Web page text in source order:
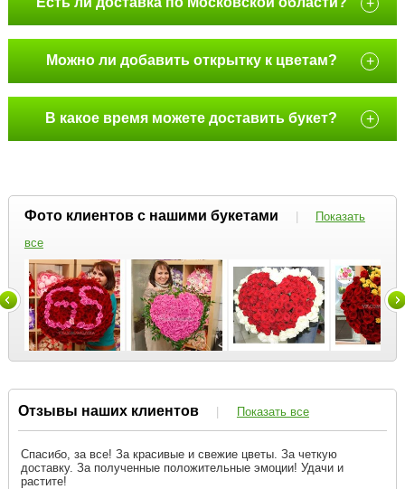
Можно ли добавить открытку к цветам? +
В какое время можете доставить букет? +
Фото клиентов с нашими букетами |
Показать
все
Отзывы наших клиентов | Показать все
Спасибо, за все! За красивые и свежие цветы. За четкую
доставку. За полученные положительные эмоции! Удачи и
растите!